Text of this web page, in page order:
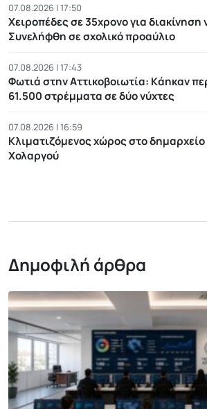
07.08.2026 | 17:50
Χειροπέδες σε 35χρονο για διακίνηση
Συνελήφθη σε σχολικό προαύλιο
07.08.2026 | 17:43
Φωτιά στην Αττικοβοιωτία: Kάηκαν
61.500 στρέμματα σε δύο νύχτες
07.08.2026 | 16:59
Κλιματιζόμενος χώρος στο
Χολαργού
Δημοφιλή άρθρα